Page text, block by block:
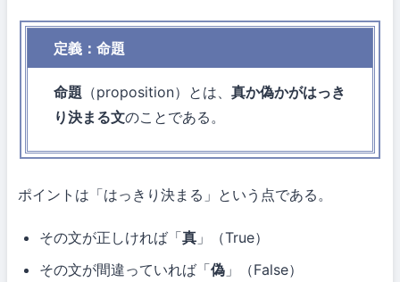
定義：命題
命題 （proposition）とは、 真か偽かがはっき
り決まる文のことである。
ポイントは「はっきり決まる」という点である。
その文が正しければ「真 」（True）
その文が間違っていれば「偽 」（False）